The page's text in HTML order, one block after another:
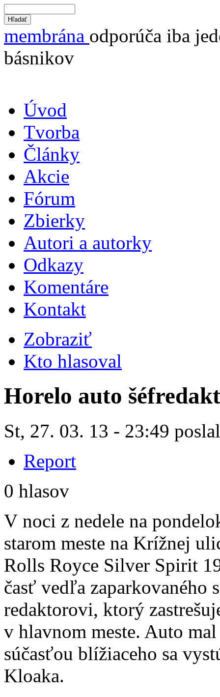
membrána odporúča iba
básnikov
Úvod
Tvorba
Články
Akcie
Fórum
Zbierky
Autori a autorky
Odkazy
Komentáre
Kontakt
Zobraziť
Kto hlasoval
Horelo auto
St, 27. 03. 13 - 23:49
Report
0 hlasov
V noci z nedele na
starom meste na Krížnej
Rolls Royce Silver Spirit
časť vedľa zaparkovaného
redaktorovi, ktorý
v hlavnom meste. Auto
súčasťou blížiaceho sa
Kloaka.